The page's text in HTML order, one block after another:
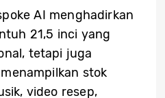
AI menghadirkan
21,5 inci yang
tetapi juga
stok
video resep,